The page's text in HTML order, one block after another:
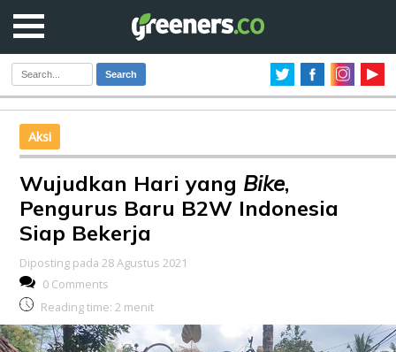
Search
Aksi
Wujudkan Hari yang Bike,
Pengurus Baru B2W Indonesia
Siap Bekerja
Diposting pada 28 Agustus 2021
0 Comments
Reading time: 2 menit